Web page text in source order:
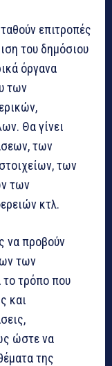
επιτροπές
του δημόσιου
όργανα
των
Θα γίνει
των
των
των
κτλ.
να προβούν
των
το τρόπο που
και
ώστε να
της